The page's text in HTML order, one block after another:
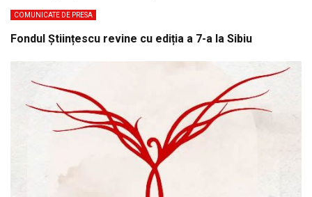
COMUNICATE DE PRESA
Fondul Științescu revine cu ediția a 7-a la Sibiu